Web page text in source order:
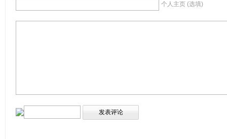
个人主页 (选填)